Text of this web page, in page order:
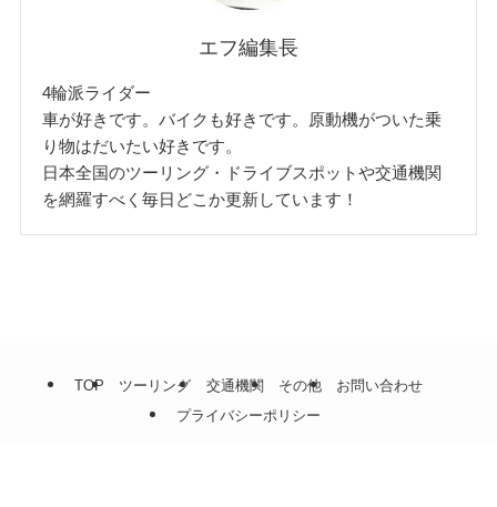
エフ編集長
4輪派ライダー
車が好きです。バイクも好きです。原動機がついた乗
り物はだいたい好きです。
日本全国のツーリング・ドライブスポットや交通機関
を網羅すべく毎日どこか更新しています！
TOP ツーリング 交通機関 その他
お問い合わせ
プライバシーポリシー